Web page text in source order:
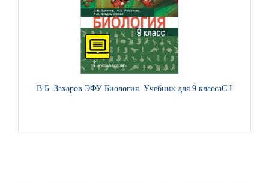
В.Б. Захаров ЭФУ Биология. Учебник для 9 классаС.Н.